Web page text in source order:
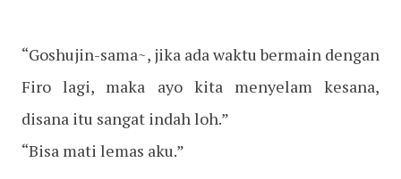
“Goshujin-sama~, jika ada waktu bermain dengan
Firo lagi, maka ayo kita menyelam kesana,
disana itu sangat indah loh.”
“Bisa mati lemas aku.”